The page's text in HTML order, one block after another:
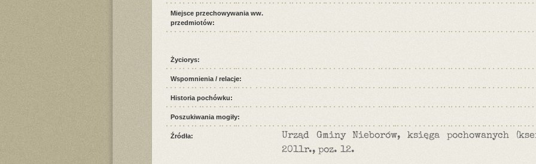
Miejsce przechowywania ww.
przedmiotów:
Życiorys:
Wspomnienia / relacje:
Historia pochówku:
Poszukiwania mogiły:
Źródła:
Urząd Gminy Nieborów, księga pochowanych
2011r., poz. 12.